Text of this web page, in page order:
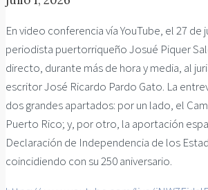
En video conferencia vía YouTube, el 27 de
periodista puertorriqueño Josué Piquer
directo, durante más de hora y media, al
escritor José Ricardo Pardo Gato. La
dos grandes apartados: por un lado, el
Puerto Rico; y, por otro, la aportación
Declaración de Independencia de los
coincidiendo con su 250 aniversario.